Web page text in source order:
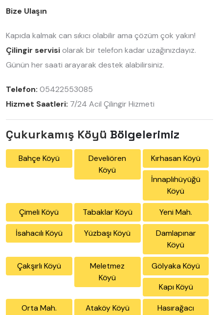
Bize Ulaşın
Kapıda kalmak can sıkıcı olabilir ama çözüm çok yakın!
Çilingir servisiolarak bir telefon kadar uzağınızdayız.
Günün her saati arayarak destek alabilirsiniz.
Telefon: 05422553085
Hizmet Saatleri: 7/24 Acil Çilingir Hizmeti
Çukurkamış Köyü Bölgelerimiz
Bahçe Köyü
Develiören
Köyü
Kırhasan Köyü
İnnaplıhüyüğü
Köyü
Çimeli Köyü Tabaklar Köyü Yeni Mah.
İsahacılı Köyü Yüzbaşı Köyü
Damlapınar
Köyü
Çakşırlı Köyü
Meletmez
Köyü
Gölyaka Köyü
Kapı Köyü
Orta Mah. Ataköy Köyü
Hasırağacı